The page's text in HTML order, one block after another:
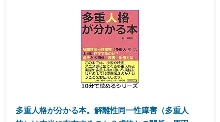
多重人格が分かる本。解離性同一性障害（多重人